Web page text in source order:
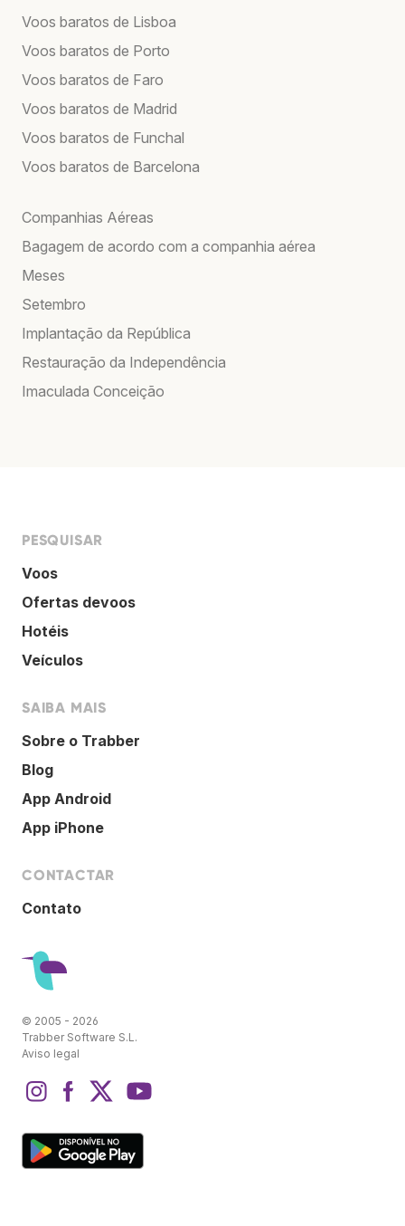
Voos baratos de Lisboa
Voos baratos de Porto
Voos baratos de Faro
Voos baratos de Madrid
Voos baratos de Funchal
Voos baratos de Barcelona
Companhias Aéreas
Bagagem de acordo com a companhia aérea
Meses
Setembro
Implantação da República
Restauração da Independência
Imaculada Conceição
PESQUISAR
Voos
Ofertas devoos
Hotéis
Veículos
SAIBA MAIS
Sobre o Trabber
Blog
App Android
App iPhone
CONTACTAR
Contato
© 2005 - 2026
Trabber Software S.L.
Aviso legal